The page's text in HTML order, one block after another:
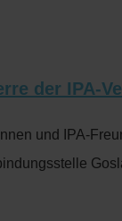
der IPA-
und IPA-